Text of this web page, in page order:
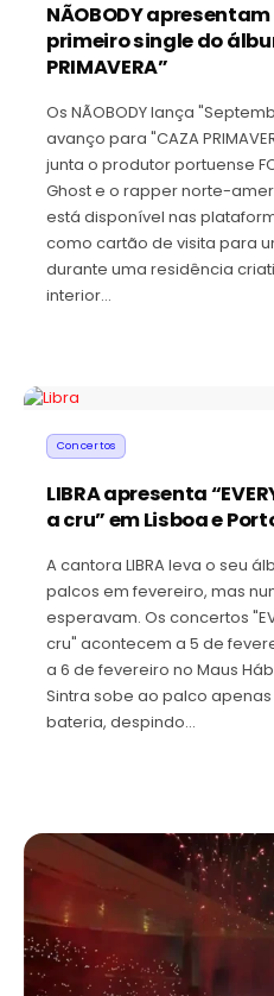
NÃOBODY
primeiro single do
PRIMAVERA”
Os NÃOBODY lança
avanço para "CAZA
junta o produtor portuense
Ghost e o rapper norte-
está disponível nas
como cartão de visita para
durante uma residência
interior…
Concertos
LIBRA apresenta
a cru” em Lisboa e
A cantora LIBRA leva o seu
palcos em fevereiro, mas
esperavam. Os concertos
cru" acontecem a 5 de
a 6 de fevereiro no Maus
Sintra sobe ao palco
bateria, despindo…